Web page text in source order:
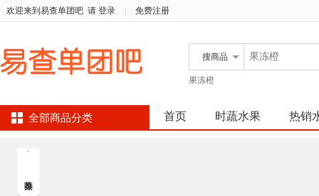
欢迎来到易查单团吧 请 登录 免费注册
搜商品
果冻橙
全部商品分类 首页 时蔬水果 热销